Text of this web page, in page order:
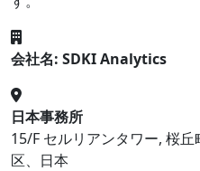
会社名: SDKI Analytics
日本事務所
15/F セルリアンタワー, 桜
区、日本